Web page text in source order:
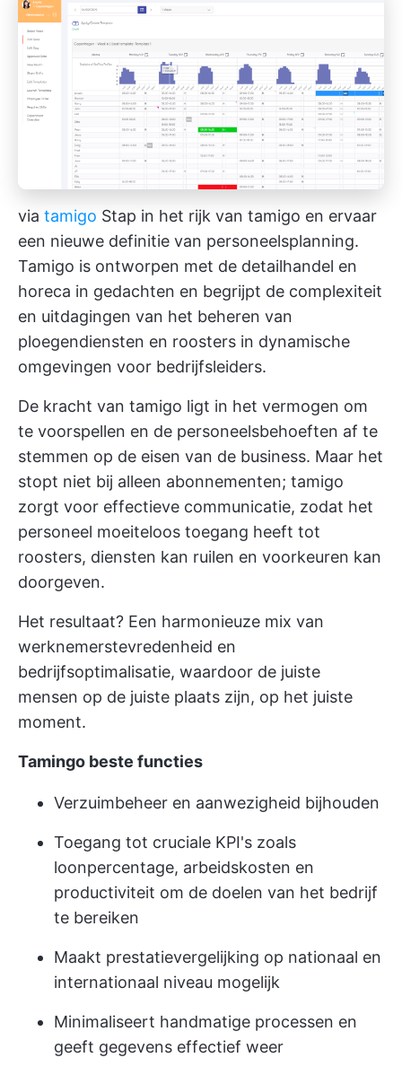
via tamigo Stap in het rijk van tamigo en ervaar
een nieuwe definitie van personeelsplanning.
Tamigo is ontworpen met de detailhandel en
horeca in gedachten en begrijpt de complexiteit
en uitdagingen van het beheren van
ploegendiensten en roosters in dynamische
omgevingen voor bedrijfsleiders.
De kracht van tamigo ligt in het vermogen om
te voorspellen en de personeelsbehoeften af te
stemmen op de eisen van de business. Maar het
stopt niet bij alleen abonnementen; tamigo
zorgt voor effectieve communicatie, zodat het
personeel moeiteloos toegang heeft tot
roosters, diensten kan ruilen en voorkeuren kan
doorgeven.
Het resultaat? Een harmonieuze mix van
werknemerstevredenheid en
bedrijfsoptimalisatie, waardoor de juiste
mensen op de juiste plaats zijn, op het juiste
moment.
Tamingo beste functies
Verzuimbeheer en aanwezigheid bijhouden
Toegang tot cruciale KPI's zoals
loonpercentage, arbeidskosten en
productiviteit om de doelen van het bedrijf
te bereiken
Maakt prestatievergelijking op nationaal en
internationaal niveau mogelijk
Minimaliseert handmatige processen en
geeft gegevens effectief weer